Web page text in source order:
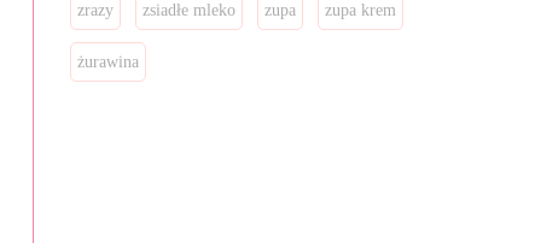
zrazy zsiadłe mleko zupa zupa krem
żurawina